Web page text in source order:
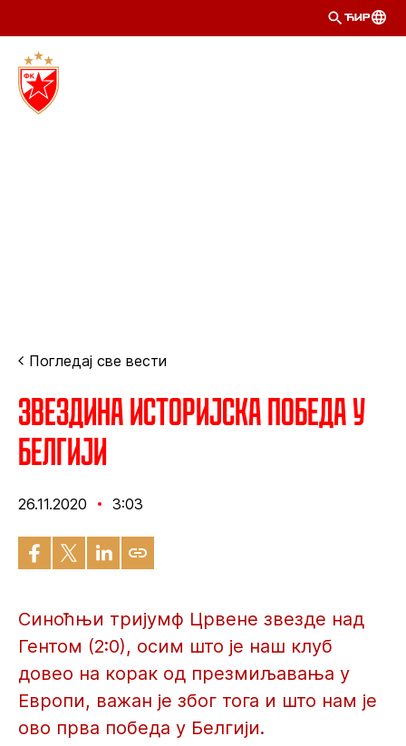
ЋИР
Погледај све вести
Звездина историјска победа у
Белгији
26.11.2020 3:03
Синоћњи тријумф Црвене звезде над
Гентом (2:0), осим што је наш клуб
довео на корак од презмиљавања у
Европи, важан је због тога и што нам је
ово прва победа у Белгији.